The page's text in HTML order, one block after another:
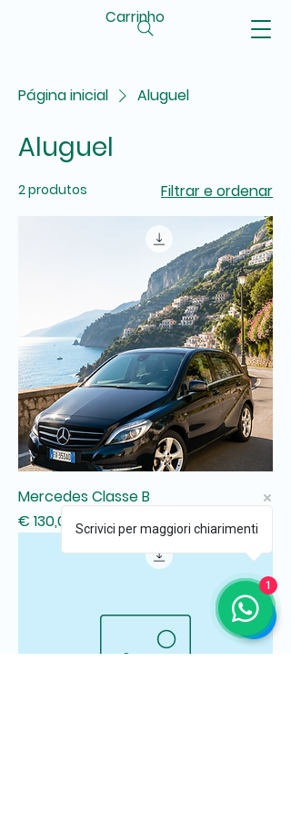
Carrinho
Página inicial Aluguel
Aluguel
2 produtos Filtrar e ordenar
Mercedes Classe B
Preço
€ 130,00 Scrivici per maggiori chiarimenti
1